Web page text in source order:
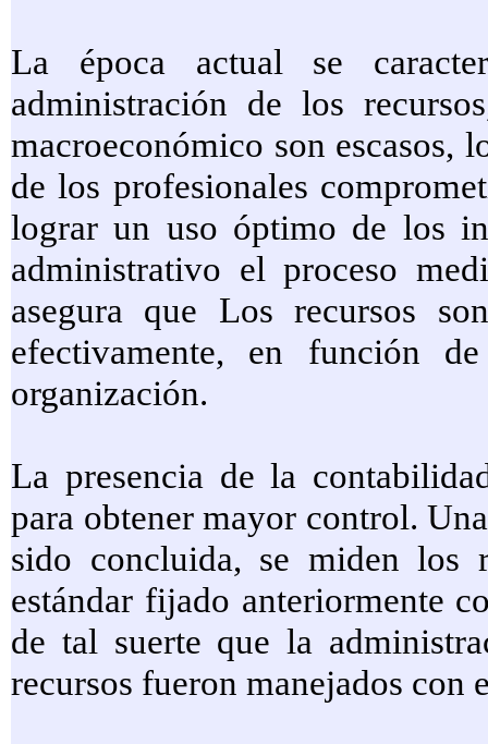
La época actual se
administración de los
macroeconómico son escasos,
de los profesionales
lograr un uso óptimo de los
administrativo el proceso
asegura que Los recursos
efectivamente, en función
organización.
La presencia de la
para obtener mayor control.
sido concluida, se miden los
estándar fijado anteriormente
de tal suerte que la
recursos fueron manejados con